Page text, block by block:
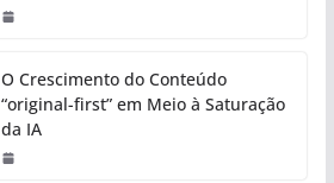
O Crescimento do Conteúdo
“original-first” em Meio à Saturação
da IA